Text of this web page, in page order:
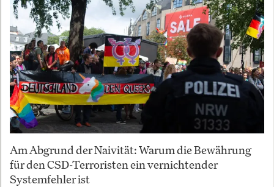
Am Abgrund der Naivität: Warum die Bewährung
für den CSD-Terroristen ein vernichtender
Systemfehler ist